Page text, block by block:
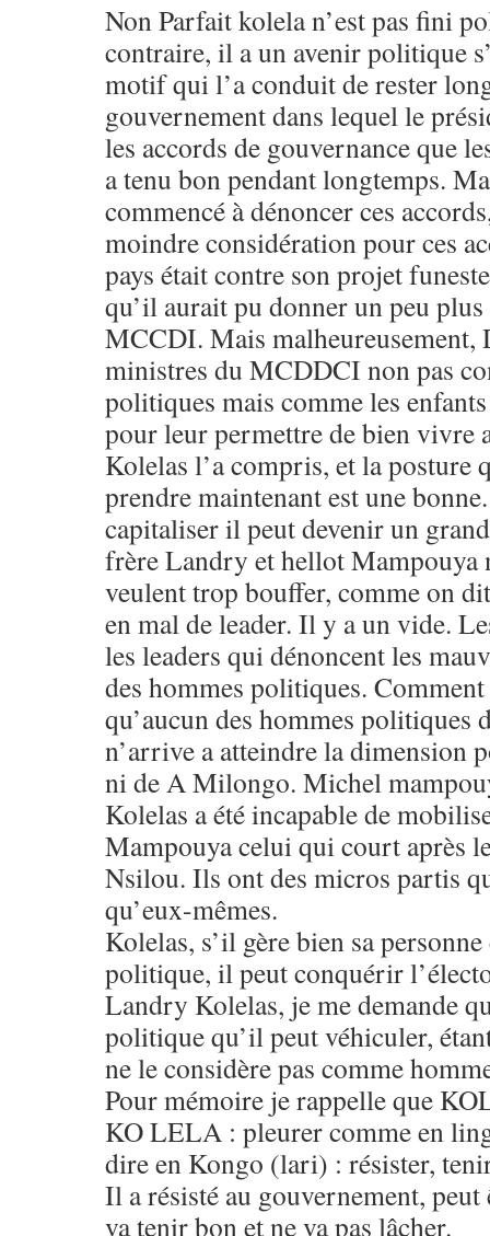
Non Parfait kolela n’est pas fini
contraire, il a un avenir politique
motif qui l’a conduit de rester
gouvernement dans lequel le
les accords de gouvernance que
a tenu bon pendant longtemps.
commencé à dénoncer ces
moindre considération pour ces
pays était contre son projet
qu’il aurait pu donner un peu
MCCDI. Mais malheureusement,
ministres du MCDDCI non pas
politiques mais comme les
pour leur permettre de bien vivre
Kolelas l’a compris, et la posture
prendre maintenant est une
capitaliser il peut devenir un
frère Landry et hellot Mampouya
veulent trop bouffer, comme on
en mal de leader. Il y a un vide.
les leaders qui dénoncent les
des hommes politiques.
qu’aucun des hommes politiques
n’arrive a atteindre la dimension
ni de A Milongo. Michel
Kolelas a été incapable de
Mampouya celui qui court après
Nsilou. Ils ont des micros partis
qu’eux-mêmes.
Kolelas, s’il gère bien sa personne
politique, il peut conquérir
Landry Kolelas, je me demande
politique qu’il peut véhiculer,
ne le considère pas comme
Pour mémoire je rappelle que
KO LELA : pleurer comme en
dire en Kongo (lari) : résister,
Il a résisté au gouvernement,
va tenir bon et ne va pas lâcher.